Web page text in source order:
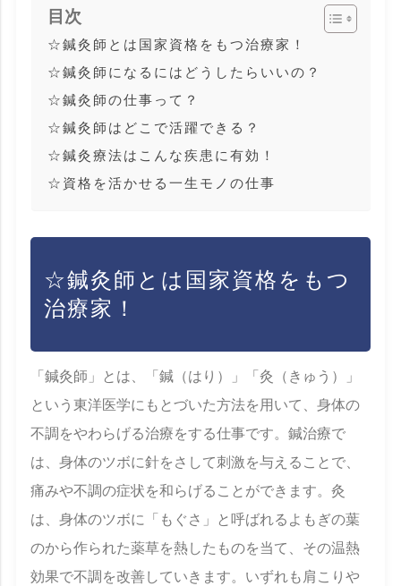
目次
☆鍼灸師とは国家資格をもつ治療家！
☆鍼灸師になるにはどうしたらいいの？
☆鍼灸師の仕事って？
☆鍼灸師はどこで活躍できる？
☆鍼灸療法はこんな疾患に有効！
☆資格を活かせる一生モノの仕事
☆鍼灸師とは国家資格をもつ
治療家！
「鍼灸師」とは、「鍼（はり）」「灸（きゅう）」
という東洋医学にもとづいた方法を用いて、身体の
不調をやわらげる治療をする仕事です。鍼治療で
は、身体のツボに針をさして刺激を与えることで、
痛みや不調の症状を和らげることができます。灸
は、身体のツボに「もぐさ」と呼ばれるよもぎの葉
のから作られた薬草を熱したものを当て、その温熱
効果で不調を改善していきます。いずれも肩こりや